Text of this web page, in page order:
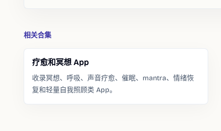
相关合集
疗愈和冥想 App
收录冥想、呼吸、声音疗愈、催眠、mantra、情绪恢
复和轻量自我照顾类 App。